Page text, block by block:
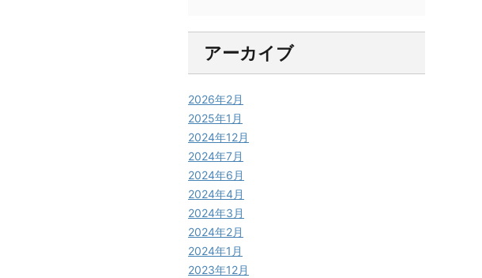
アーカイブ
2026年2月
2025年1月
2024年12月
2024年7月
2024年6月
2024年4月
2024年3月
2024年2月
2024年1月
2023年12月